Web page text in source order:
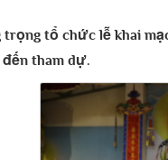
trọng tổ chức lễ khai
tham dự.